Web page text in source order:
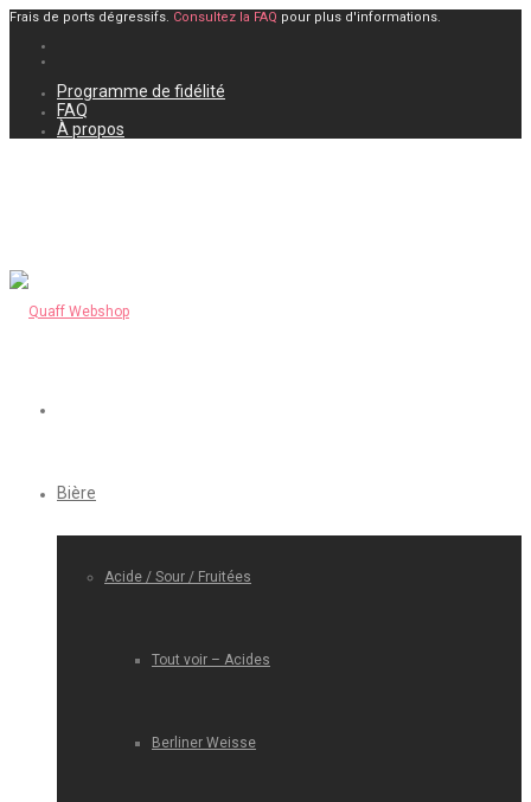
Frais de ports dégressifs. Consultez la FAQ pour plus d'informations.
Programme de fidélité
FAQ
À propos
Bière
Acide / Sour / Fruitées
Tout voir – Acides
Berliner Weisse